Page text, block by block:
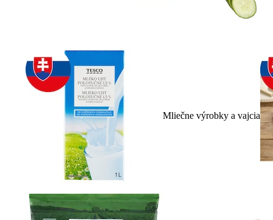
Mliečne výrobky a vajcia